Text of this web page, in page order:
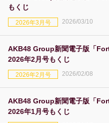
もくじ
2026年3月号 2026/03/10
AKB48 Group新聞電子版「
2026年2月号もくじ
2026年2月号 2026/02/08
AKB48 Group新聞電子版「
2026年1月号もくじ